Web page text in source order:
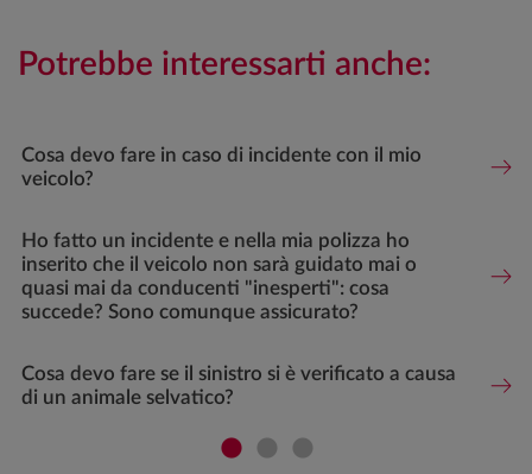
Potrebbe interessarti anche:
Cosa devo fare in caso di incidente con il mio
veicolo?
Ho fatto un incidente e nella mia polizza ho
inserito che il veicolo non sarà guidato mai o
quasi mai da conducenti "inesperti": cosa
succede? Sono comunque assicurato?
Cosa devo fare se il sinistro si è verificato a causa
di un animale selvatico?